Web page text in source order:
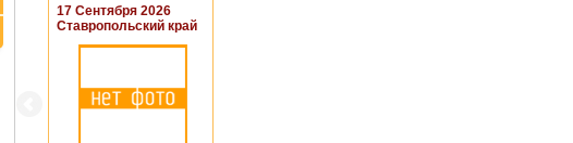
17 Сентября 2026
Ставропольский край